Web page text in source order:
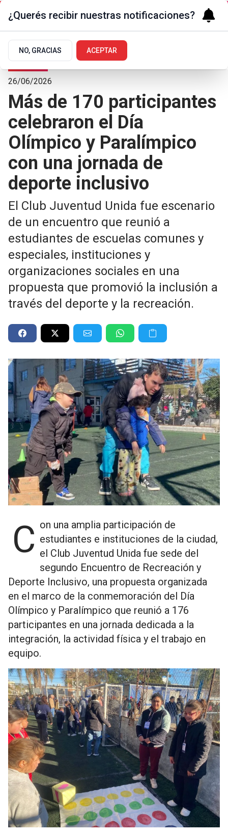
Deportes
26/06/2026
Más de 170 participantes
celebraron el Día
Olímpico y Paralímpico
con una jornada de
deporte inclusivo
El Club Juventud Unida fue escenario
de un encuentro que reunió a
estudiantes de escuelas comunes y
especiales, instituciones y
organizaciones sociales en una
propuesta que promovió la inclusión a
través del deporte y la recreación.
Con una amplia participación de estudiantes e instituciones de la ciudad,
el Club Juventud Unida fue sede del
segundo Encuentro de Recreación y
Deporte Inclusivo, una propuesta organizada
en el marco de la conmemoración del Día
Olímpico y Paralímpico que reunió a 176
participantes en una jornada dedicada a la
integración, la actividad física y el trabajo en
equipo.
¿Querés recibir nuestras notificaciones?
NO, GRACIAS ACEPTAR